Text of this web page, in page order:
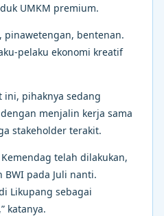
UMKM premium.
pinawetengan, bentenan.
pelaku ekonomi kreatif
ini, pihaknya sedang
menjalin kerja sama
stakeholder terakit.
telah dilakukan,
pada Juli nanti.
Likupang sebagai
katanya.